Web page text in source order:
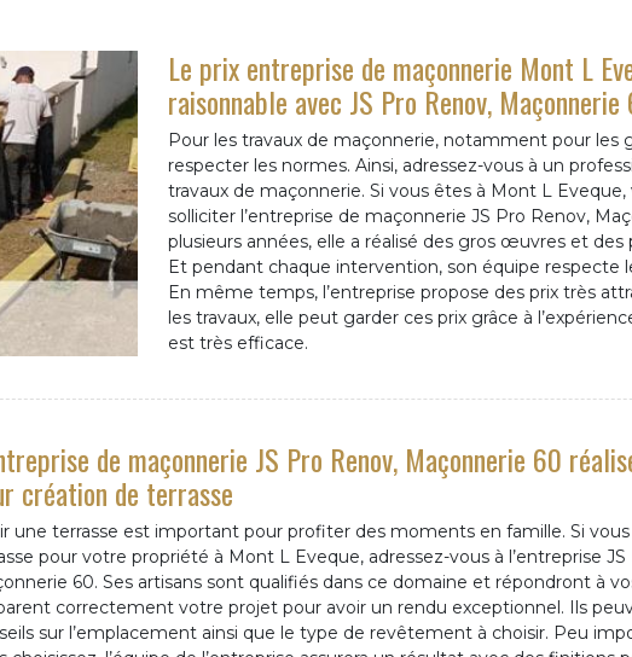
Le prix entreprise de maçonnerie Mont L
raisonnable avec JS Pro Renov, Maçonnerie
Pour les travaux de maçonnerie, notamment pour les
respecter les normes. Ainsi, adressez-vous à un
travaux de maçonnerie. Si vous êtes à Mont L Eveque,
solliciter l’entreprise de maçonnerie JS Pro Renov,
plusieurs années, elle a réalisé des gros œuvres et
Et pendant chaque intervention, son équipe respecte
En même temps, l’entreprise propose des prix très
les travaux, elle peut garder ces prix grâce à
est très efficace.
de maçonnerie JS Pro Renov, Maçonnerie 60
création de terrasse
une terrasse est important pour profiter des moments en famille. Si
pour votre propriété à Mont L Eveque, adressez-vous à l’entreprise JS
60. Ses artisans sont qualifiés dans ce domaine et répondront à
correctement votre projet pour avoir un rendu exceptionnel. Ils
sur l’emplacement ainsi que le type de revêtement à choisir. Peu